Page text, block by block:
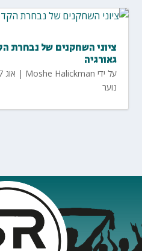
ציוני השחקנים של נבחרת
גאורגיה
על ידי Moshe Halickman
| אוג 7, 2026
נוער